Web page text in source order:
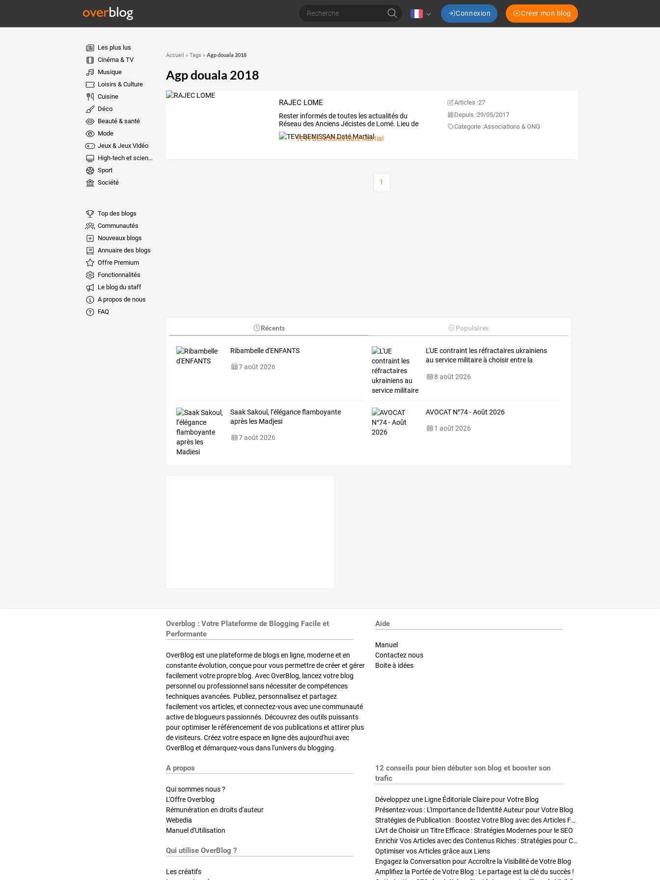
Connexion Créer mon blog
Les plus lus
Cinéma & TV
Musique
Loisirs & Culture
Cuisine
Déco
Beauté & santé
Mode
Jeux & Jeux Vidéo
High-tech et sciences
Sport
Société
Top des blogs
Communautés
Nouveaux blogs
Annuaire des blogs
Offre Premium
Fonctionnalités
Le blog du staff
A propos de nous
FAQ
Accueil » Tags » Agp douala 2018
Agp douala 2018
RAJEC LOME
Rester informésdetoutes lesactualitésdu
Réseau desAnciensJécistesde Lomé. Lieu de
partage
TEVI-BENISSAN Daté Martial
Articles :27
Depuis :29/05/2017
Categorie :Associations & ONG
1
Récents Populaires
Ribambelle d'ENFANTS
7 août 2026
L'UEcontraint les réfractaires ukrainiens
au service militaireà choisirentre la
8 août 2026
Saak Sakoul, l’élégance flamboyante
après les Madjesi
7 août 2026
AVOCAT N°74 - Août 2026
1 août 2026
Overblog : Votre Plateforme de Blogging Facile et
Performante
OverBlog est une plateforme de blogs en ligne, moderne et en
constante évolution, conçue pour vous permettre de créer et gérer
facilement votre propre blog. Avec OverBlog, lancez votre blog
personnel ou professionnel sans nécessiter de compétences
techniques avancées. Publiez, personnalisez et partagez
facilement vos articles, et connectez-vous avec une communauté
active de blogueurs passionnés. Découvrez des outils puissants
pour optimiser le référencement de vos publications et attirer plus
de visiteurs. Créez votre espace en ligne dès aujourd'hui avec
OverBlog et démarquez-vous dans l'univers du blogging.
Aide
Manuel
Contactez nous
Boite à idées
A propos
Qui sommes nous ?
L'Offre Overblog
Rémunération en droits d'auteur
Webedia
Manuel d'Utilisation
Qui utilise OverBlog ?
Les créatifs
12 conseils pour bien débuter son blog et booster son
trafic
Développez une Ligne Éditoriale Claire pour Votre Blog
Présentez-vous : L'Importance de l'Identité Auteur pour Votre Blog
Stratégies de Publication : Boostez Votre Blog avec des Articles Fréquents et Exclusifs
L'Art de Choisir un Titre Efficace : Stratégies Modernes pour le SEO
Enrichir Vos Articles avec des Contenus Riches : Stratégies pour Captiver et Optimiser
Optimiser vos Articles grâce aux Liens
Engagez la Conversation pour Accroître la Visibilité de Votre Blog
Amplifiez la Portée de Votre Blog : Le partage est la clé du succès !